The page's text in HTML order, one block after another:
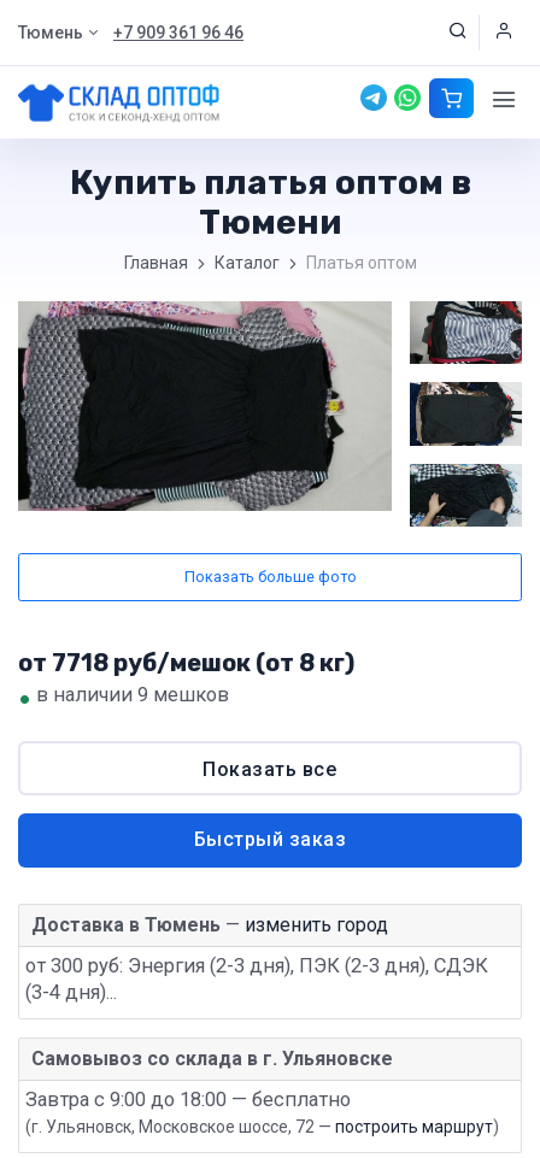
Тюмень +7 909 361 96 46
Купить платья оптом в
Тюмени
Главная Каталог Платья оптом
Показать больше фото
от 7718 руб/мешок (от 8 кг)
• в наличии 9 мешков
Показать все
Быстрый заказ
Доставка в Тюмень — изменить город
от 300 руб: Энергия (2-3 дня), ПЭК (2-3 дня), СДЭК
(3-4 дня)...
Самовывоз со склада в г. Ульяновске
Завтра с 9:00 до 18:00 — бесплатно
(г. Ульяновск, Московское шоссе, 72 — построить маршрут)